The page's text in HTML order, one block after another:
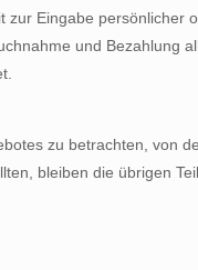
Eingabe
und Bezahlung
zu betrachten, von
bleiben die übrigen